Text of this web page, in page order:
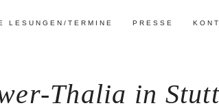
LESUNGEN/TERMINE PRESSE
Thalia in